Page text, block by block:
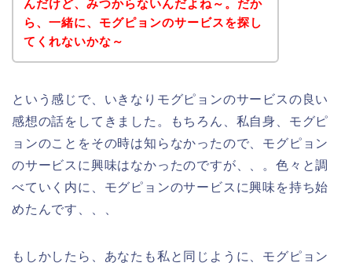
んだけど、みつからないんだよね～。だか
ら、一緒に、モグピョンのサービスを探し
てくれないかな～
という感じで、いきなりモグピョンのサービスの良い
感想の話をしてきました。もちろん、私自身、モグピ
ョンのことをその時は知らなかったので、モグピョン
のサービスに興味はなかったのですが、、。色々と調
べていく内に、モグピョンのサービスに興味を持ち始
めたんです、、、
もしかしたら、あなたも私と同じように、モグピョン